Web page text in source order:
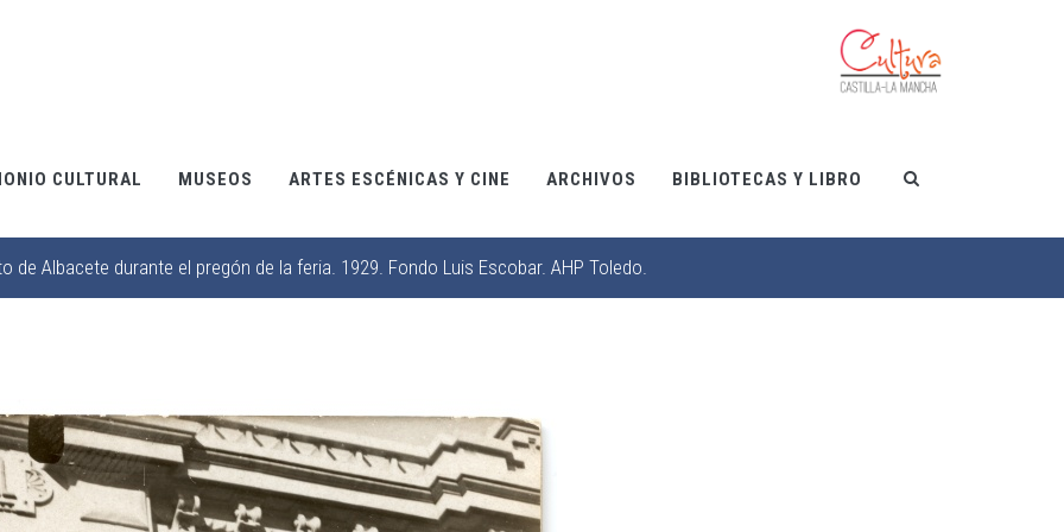
CULTURAL MUSEOS ARTES ESCÉNICAS Y CINE ARCHIVOS BIBLIOTECAS Y LIBRO
de Albacete durante el pregón de la feria. 1929. Fondo Luis Escobar. AHP Toledo.